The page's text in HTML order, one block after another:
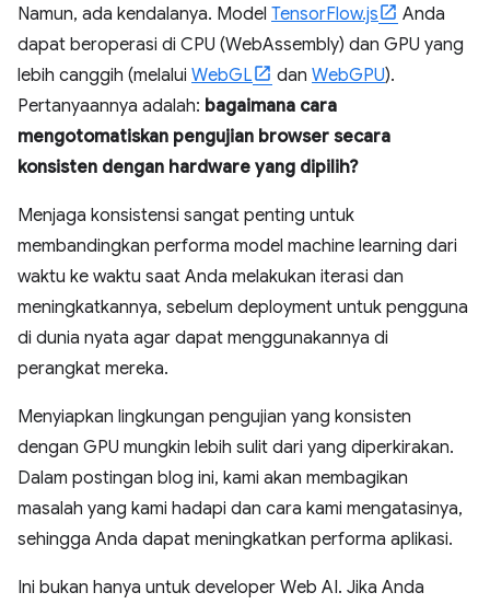
Namun, ada kendalanya. Model TensorFlow.js
Anda
dapat beroperasi di CPU (WebAssembly) dan GPU yang
lebih canggih (melalui WebGL dan WebGPU).
Pertanyaannya adalah: bagaimana cara
mengotomatiskan pengujian browser secara
konsisten dengan hardware yang dipilih?
Menjaga konsistensi sangat penting untuk
membandingkan performa model machine learning dari
waktu ke waktu saat Anda melakukan iterasi dan
meningkatkannya, sebelum deployment untuk pengguna
di dunia nyata agar dapat menggunakannya di
perangkat mereka.
Menyiapkan lingkungan pengujian yang konsisten
dengan GPU mungkin lebih sulit dari yang diperkirakan.
Dalam postingan blog ini, kami akan membagikan
masalah yang kami hadapi dan cara kami mengatasinya,
sehingga Anda dapat meningkatkan performa aplikasi.
Ini bukan hanya untuk developer Web AI. Jika Anda